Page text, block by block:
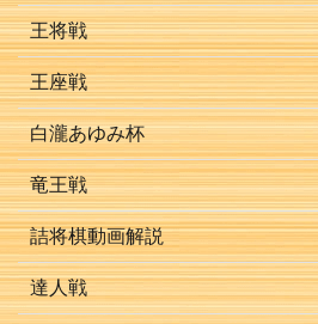
王将戦
王座戦
白瀧あゆみ杯
竜王戦
詰将棋動画解説
達人戦